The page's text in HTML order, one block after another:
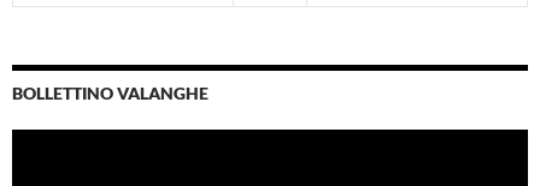
BOLLETTINO VALANGHE